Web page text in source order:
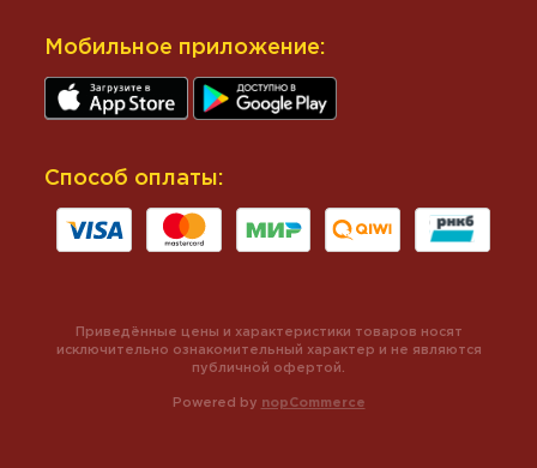
Мобильное приложение:
Способ оплаты:
Powered by nopCommerce
Приведённые цены и характеристики товаров носят
исключительно ознакомительный характер и не являются
публичной офертой.